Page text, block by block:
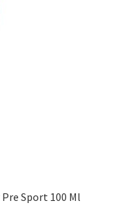
Sport 100 Ml